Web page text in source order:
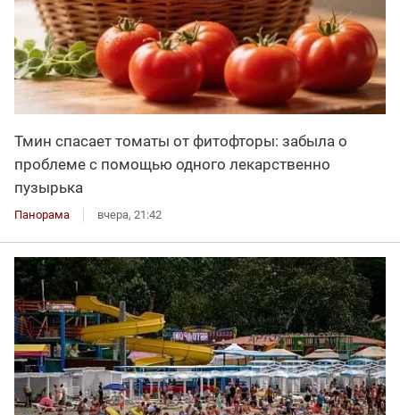
Тмин спасает томаты от фитофторы: забыла о
проблеме с помощью одного лекарственно
пузырька
Панорама вчера, 21:42